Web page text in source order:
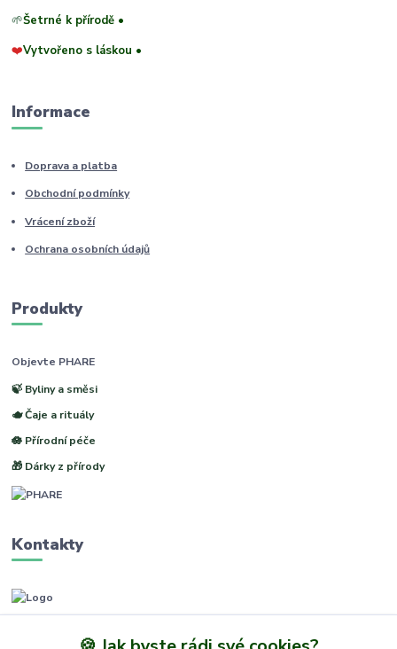
🌱Šetrné k přírodě •
❤️Vytvořeno s láskou •
Informace
Doprava a platba
Obchodní podmínky
Vrácení zboží
Ochrana osobních údajů
Produkty
Objevte PHARE
🍃 Byliny a směsi
🫖 Čaje a rituály
🪷 Přírodní péče
🎁 Dárky z přírody
Kontakty